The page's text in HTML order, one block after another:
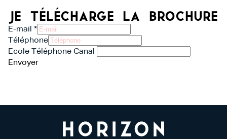
Je télécharge la brochure
E-mail *
Téléphone
Ecole Téléphone Canal
Envoyer